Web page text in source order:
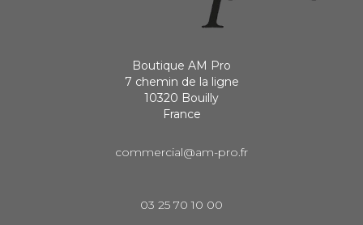
Boutique AM Pro
7 chemin de la ligne
10320 Bouilly
France
commercial@am-pro.fr
03 25 70 10 00